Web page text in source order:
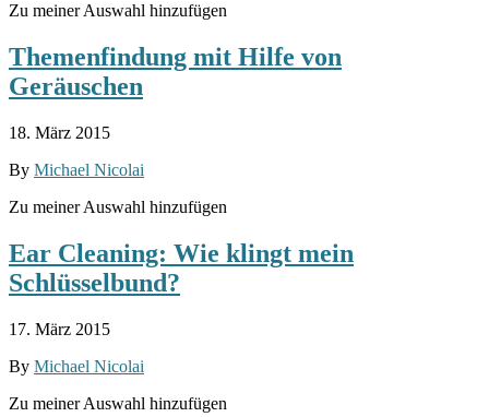
Zu meiner Auswahl hinzufügen
Themenfindung mit Hilfe von
Geräuschen
18. März 2015
By Michael Nicolai
Zu meiner Auswahl hinzufügen
Ear Cleaning: Wie klingt mein
Schlüsselbund?
17. März 2015
By Michael Nicolai
Zu meiner Auswahl hinzufügen